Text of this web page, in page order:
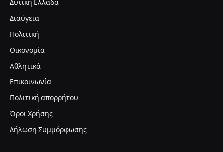
Δυτική Ελλάδα
Διαύγεια
Πολιτική
Οικονομία
Αθλητικά
Επικοινωνία
Πολιτική απορρήτου
Όροι Χρήσης
Δήλωση Συμμόρφωσης